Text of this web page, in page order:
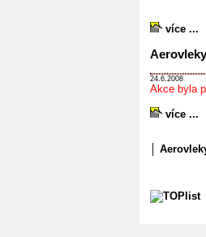
více ...
24.6.2008
Akce byla
více ...